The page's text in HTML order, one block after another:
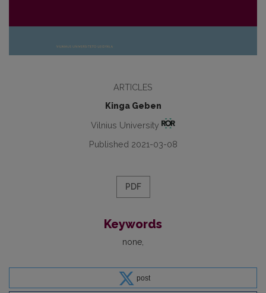
ARTICLES
Kinga Geben
Vilnius University
Published 2021-03-08
PDF
Keywords
none
post